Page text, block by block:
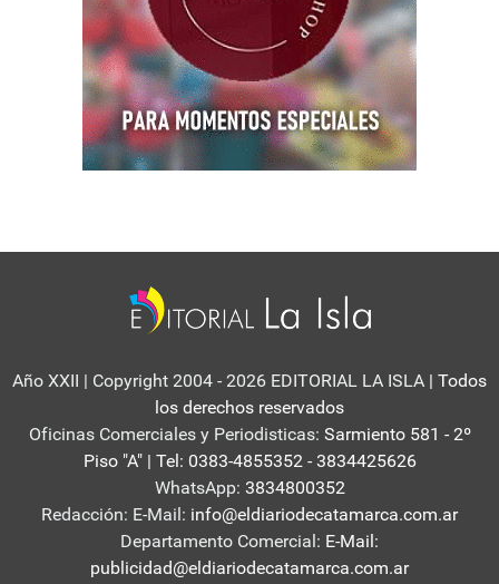
Año XXII | Copyright 2004 - 2026 EDITORIAL LA ISLA | Todos
los derechos reservados
Oficinas Comerciales y Periodisticas: Sarmiento 581 - 2º
Piso "A" | Tel: 0383-4855352 - 3834425626
WhatsApp: 3834800352
Redacción: E-Mail: info@eldiariodecatamarca.com.ar
Departamento Comercial: E-Mail:
publicidad@eldiariodecatamarca.com.ar